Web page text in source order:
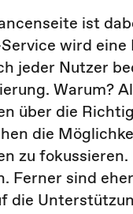
ist
wird eine
jeder Nutzer
Warum?
über die
die
zu
Ferner sind
die